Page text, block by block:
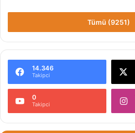
Tümü (9251)
14.346
Takipci
0
Takipci